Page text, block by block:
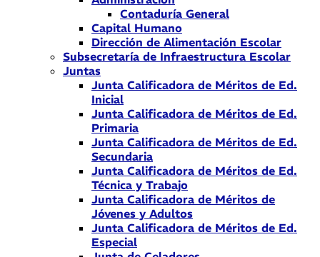
Contaduría General
Capital Humano
Dirección de Alimentación Escolar
Subsecretaría de Infraestructura Escolar
Juntas
Junta Calificadora de Méritos de Ed.
Inicial
Junta Calificadora de Méritos de Ed.
Primaria
Junta Calificadora de Méritos de Ed.
Secundaria
Junta Calificadora de Méritos de Ed.
Técnica y Trabajo
Junta Calificadora de Méritos de
Jóvenes y Adultos
Junta Calificadora de Méritos de Ed.
Especial